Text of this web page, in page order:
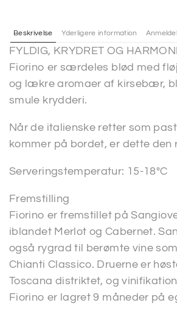
Beskrivelse Yderligere information
FYLDIG, KRYDRET OG
Fiorino er særdeles blød med
og lækre aromaer af kirsebær,
smule krydderi.
Når de italienske retter som
kommer på bordet, er dette den
Serveringstemperatur: 15-18°C
Fremstilling
Fiorino er fremstillet på
iblandet Merlot og Cabernet.
også rygrad til berømte vine
Chianti Classico. Druerne er
Toscana distriktet, og
Fiorino er lagret 9 måneder på